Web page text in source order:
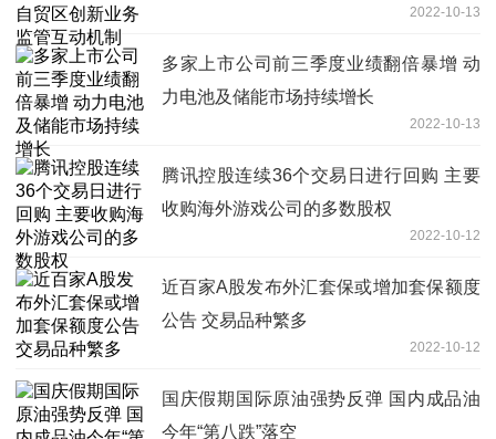
2022-10-13
多家上市公司前三季度业绩翻倍暴增 动
力电池及储能市场持续增长
2022-10-13
腾讯控股连续36个交易日进行回购 主要
收购海外游戏公司的多数股权
2022-10-12
近百家A股发布外汇套保或增加套保额度
公告 交易品种繁多
2022-10-12
国庆假期国际原油强势反弹 国内成品油
今年“第八跌”落空